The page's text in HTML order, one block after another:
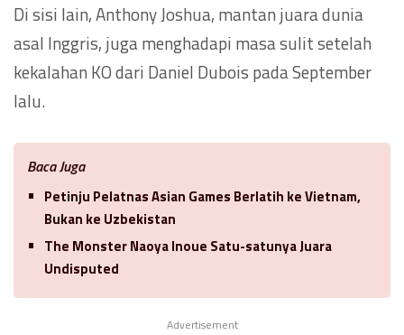
Di sisi lain, Anthony Joshua, mantan juara dunia
asal Inggris, juga menghadapi masa sulit setelah
kekalahan KO dari Daniel Dubois pada September
lalu.
Baca Juga
Petinju Pelatnas Asian Games Berlatih ke Vietnam,
Bukan ke Uzbekistan
The Monster Naoya Inoue Satu-satunya Juara
Undisputed
Advertisement